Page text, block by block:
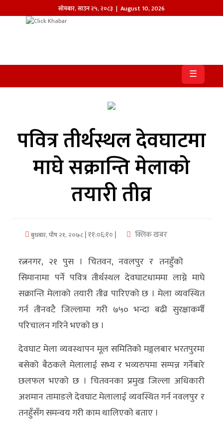
सोमबार,साउन२५,२०८३ | August 10, 2026
खबर
समाज
आजको
पत्रिका
सम्पादकीय
वाणिज्य
मनाेरञ्जन
विज्ञान
प्रविधि
अन्तरर्वार्ता
विचार/
ब्लग
खेलकुद
☰
पवित्र तीर्थस्थल देवघाटमा
माघे सक्रान्ति मेलाको
तयारी तीव्र
बुधबार, पौष २१, २०७८| ११:०६:१० | क्लिक खबर
रत्ननगर, २१ पुस । चितवन, नवलपुर र तनहुँको
सिमानामा पर्ने पवित्र तीर्थस्थल देवघाटधाममा लाग्ने माघे
सक्रान्ति मेलाको तयारी तीव्र पारिएको छ । मेला व्यवस्थित
गर्न तीनवटै जिल्लामा गरी ७५० भन्दा बढी सुरक्षाकर्मी
परिचालन गरिने भएको छ ।
देवघाट मेला व्यवस्थापन मूल समितिको मङ्गलबार भरतपुरमा
बसेको बैठकले मेलालाई सभ्य र भव्यरुपमा सम्पन्न गर्नेबारे
छलफल भएको छ । चितवनका प्रमुख जिल्ला अधिकारी
अशमान तामाङले देवघाट मेलालाई व्यवस्थित गर्न नवलपुर र
तनहुँसँग समन्वय गरी काम थालिएको बताए ।